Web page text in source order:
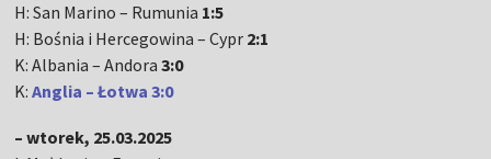
H: San Marino – Rumunia 1:5
H: Bośnia i Hercegowina – Cypr 2:1
K: Albania – Andora3:0
K:Anglia – Łotwa 3:0
– wtorek, 25.03.2025